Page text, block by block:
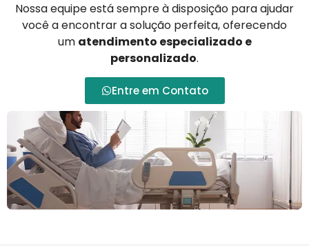
Nossa equipe está sempre à disposição para ajudar
você a encontrar a solução perfeita, oferecendo
um atendimento especializado e
personalizado.
Entre em Contato